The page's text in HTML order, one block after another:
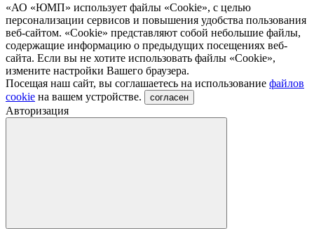
«АО «ЮМП» использует файлы «Сookie», с целью
персонализации сервисов и повышения удобства пользования
веб-сайтом. «Cookie» представляют собой небольшие файлы,
содержащие информацию о предыдущих посещениях веб-
сайта. Если вы не хотите использовать файлы «Сookie»,
измените настройки Вашего браузера.
Посещая наш сайт, вы соглашаетесь на использование файлов
cookie на вашем устройстве. согласен
Авторизация